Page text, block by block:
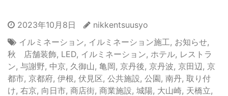
2023年10月8日
nikkentsuusyo
イルミネーション, イルミネーション施工 , お知らせ,
秋 店舗装飾, LED, イルミネーション, ホテル, レストラ
ン, 与謝野, 中京, 久御山 , 亀岡, 京丹後, 京丹波, 京田辺 , 京
都市, 京都府, 伊根, 伏見区, 公共施設, 公園, 南丹, 取り付
け, 右京, 向日市, 商店街, 商業施設, 城陽, 大山崎, 天橋立,